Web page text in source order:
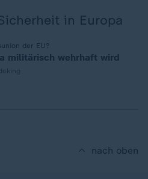
in Europa
der EU?
militärisch wehrhaft wird
nach oben